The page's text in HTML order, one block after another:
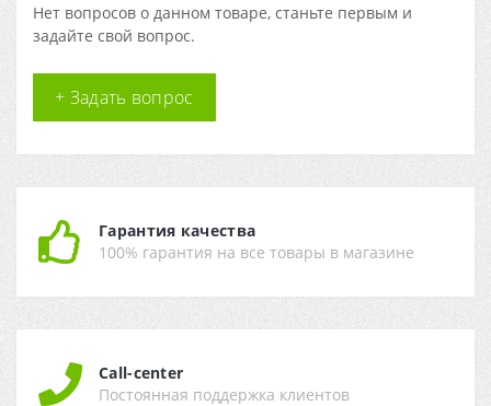
Нет вопросов о данном товаре, станьте первым и
задайте свой вопрос.
+ Задать вопрос
Гарантия качества
100% гарантия на все товары в магазине
Call-center
Постоянная поддержка клиентов